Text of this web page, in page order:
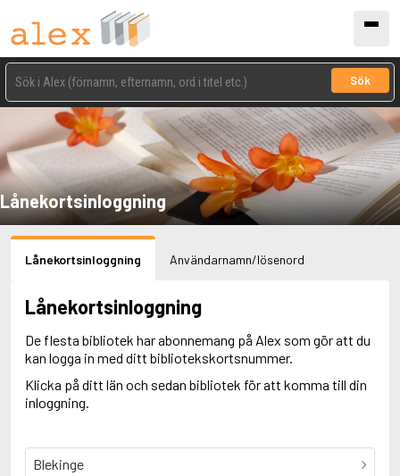
Sök
Lånekortsinloggning
Lånekortsinloggning Användarnamn/lösenord
Lånekortsinloggning
De flesta bibliotek har abonnemang på Alex som gör att du
kan logga in med ditt bibliotekskortsnummer.
Klicka på ditt län och sedan bibliotek för att komma till din
inloggning.
Blekinge